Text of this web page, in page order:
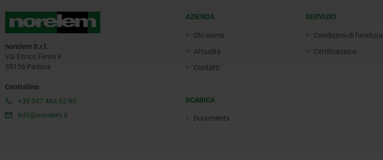
norelem S.r.l.
Via Enrico Fermi 9
35136 Padova
Centralino
+39 047 464 62 90
info@norelem.it
AZIENDA
Chi siamo
Attualità
Contatti
SCARICA
Documents
SERVIZIO
Condizioni di fornitura
Certificazione